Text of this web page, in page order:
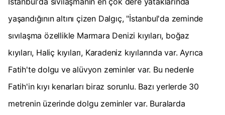
yaşandığının altını çizen Dalgıç, "İstanbul'da zeminde
sıvılaşma özellikle Marmara Denizi kıyıları, boğaz
kıyıları, Haliç kıyıları, Karadeniz kıyılarında var. Ayrıca
Fatih'te dolgu ve alüvyon zeminler var. Bu nedenle
Fatih'in kıyı kenarları biraz sorunlu. Bazı yerlerde 30
metrenin üzerinde dolgu zeminler var. Buralarda